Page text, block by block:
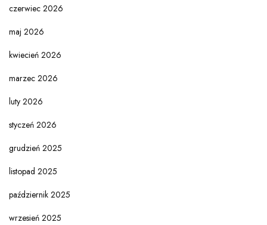
czerwiec 2026
maj 2026
kwiecień 2026
marzec 2026
luty 2026
styczeń 2026
grudzień 2025
listopad 2025
październik 2025
wrzesień 2025